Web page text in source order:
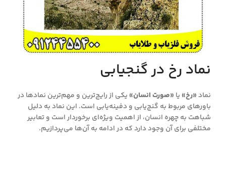
نماد رخ در گنجیابی
نماد«رخ» یا «صورت انسان» یکی از رایج‌ترین و مهم‌ترین نمادها در
باورهای مربوط به گنج‌یابی و دفینه‌یابی است. این نماد به دلیل
شباهت به چهره انسان، از اهمیت ویژه‌ای برخوردار است و تعابیر
مختلفی برای آن وجود دارد که در ادامه به آن‌ها می‌پردازیم.